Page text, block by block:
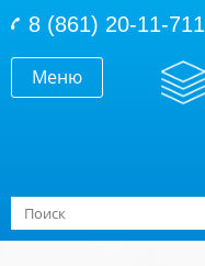
Меню
8 (861) 20-11-711
Форма поиска
Поиск